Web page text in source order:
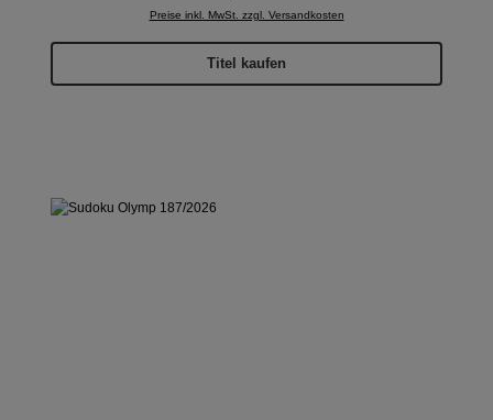
Preise inkl. MwSt. zzgl. Versandkosten
Titel kaufen